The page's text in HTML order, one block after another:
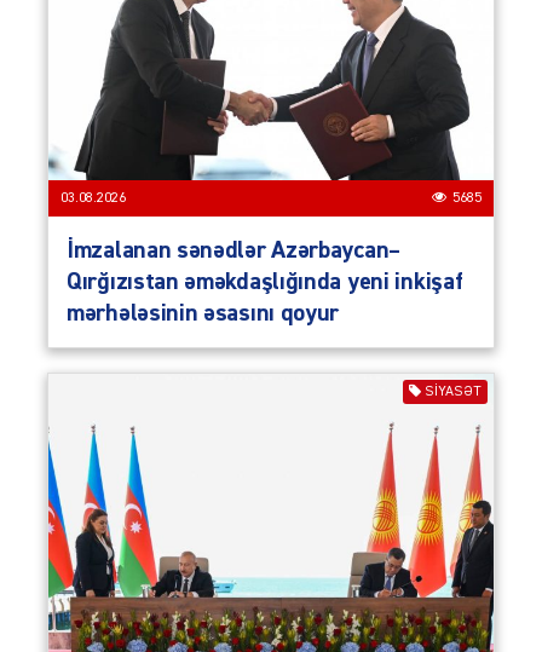
03.08.2026 5685
İmzalanan sənədlər Azərbaycan–
Qırğızıstan əməkdaşlığında yeni inkişaf
mərhələsinin əsasını qoyur
SIYASƏT